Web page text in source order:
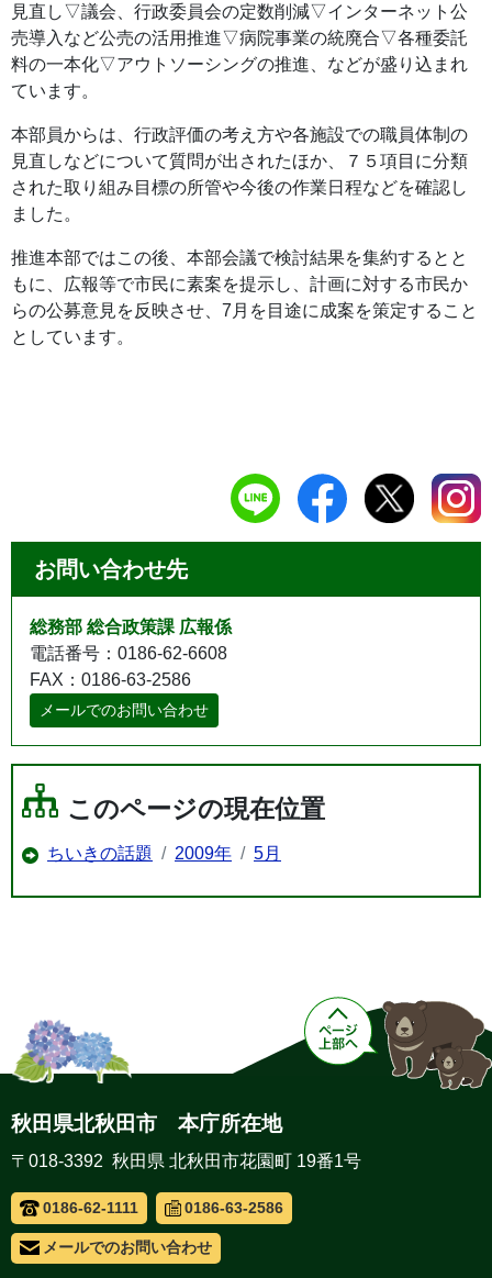
見直し▽議会、行政委員会の定数削減▽インターネット公
売導入など公売の活用推進▽病院事業の統廃合▽各種委託
料の一本化▽アウトソーシングの推進、などが盛り込まれ
ています。
本部員からは、行政評価の考え方や各施設での職員体制の
見直しなどについて質問が出されたほか、７５項目に分類
された取り組み目標の所管や今後の作業日程などを確認し
ました。
推進本部ではこの後、本部会議で検討結果を集約するとと
もに、広報等で市民に素案を提示し、計画に対する市民か
らの公募意見を反映させ、7月を目途に成案を策定すること
としています。
お問い合わせ先
総務部 総合政策課 広報係
電話番号：0186-62-6608
FAX：0186-63-2586
メールでのお問い合わせ
このページの現在位置
ちいきの話題 2009年 5月
秋田県北秋田市 本庁所在地
〒018-3392 秋田県 北秋田市花園町 19番1号
0186-62-1111 0186-63-2586
メールでのお問い合わせ